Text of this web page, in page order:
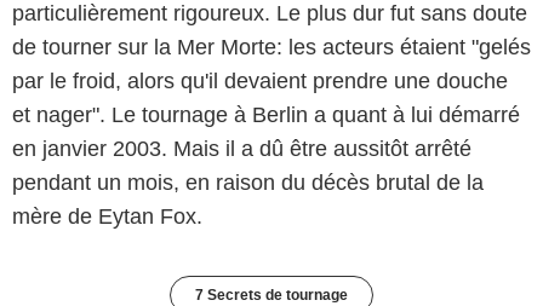
particulièrement rigoureux. Le plus dur fut sans doute
de tourner sur la Mer Morte: les acteurs étaient "gelés
par le froid, alors qu'il devaient prendre une douche
et nager". Le tournage à Berlin a quant à lui démarré
en janvier 2003. Mais il a dû être aussitôt arrêté
pendant un mois, en raison du décès brutal de la
mère de Eytan Fox.
7 Secrets de tournage